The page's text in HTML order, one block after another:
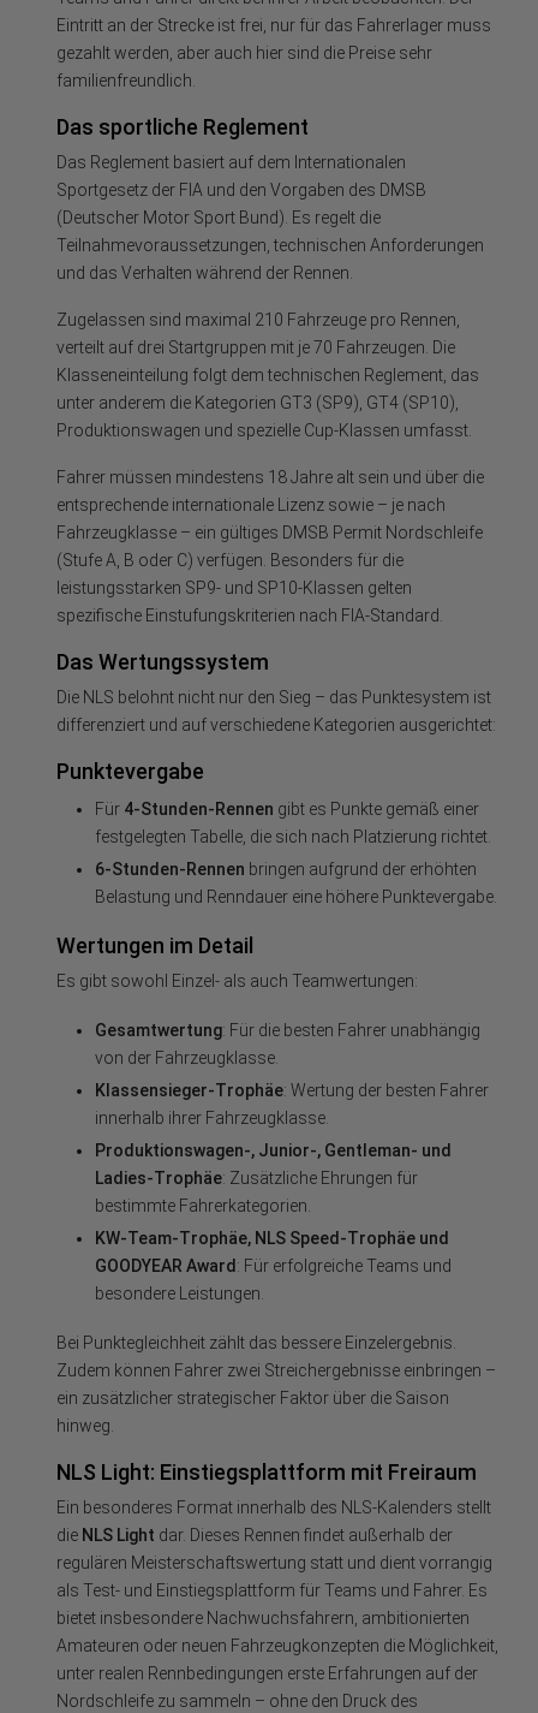
Eintritt an der Strecke ist frei, nur für das Fahrerlager muss
gezahlt werden, aber auch hier sind die Preise sehr
familienfreundlich.
Das sportliche Reglement
Das Reglement basiert auf dem Internationalen
Sportgesetz der FIA und den Vorgaben des DMSB
(Deutscher Motor Sport Bund). Es regelt die
Teilnahmevoraussetzungen, technischen Anforderungen
und das Verhalten während der Rennen.
Zugelassen sind maximal 210 Fahrzeuge pro Rennen,
verteilt auf drei Startgruppen mit je 70 Fahrzeugen. Die
Klasseneinteilung folgt dem technischen Reglement, das
unter anderem die Kategorien GT3 (SP9), GT4 (SP10),
Produktionswagen und spezielle Cup-Klassen umfasst.
Fahrer müssen mindestens 18 Jahre alt sein und über die
entsprechende internationale Lizenz sowie – je nach
Fahrzeugklasse – ein gültiges DMSB Permit Nordschleife
(Stufe A, B oder C) verfügen. Besonders für die
leistungsstarken SP9- und SP10-Klassen gelten
spezifische Einstufungskriterien nach FIA-Standard.
Das Wertungssystem
Die NLS belohnt nicht nur den Sieg – das Punktesystem ist
differenziert und auf verschiedene Kategorien ausgerichtet:
Punktevergabe
Für 4-Stunden-Rennen gibt es Punkte gemäß einer
festgelegten Tabelle, die sich nach Platzierung richtet.
6-Stunden-Rennen bringen aufgrund der erhöhten
Belastung und Renndauer eine höhere Punktevergabe.
Wertungen im Detail
Es gibt sowohl Einzel- als auch Teamwertungen:
Gesamtwertung: Für die besten Fahrer unabhängig
von der Fahrzeugklasse.
Klassensieger-Trophäe: Wertung der besten Fahrer
innerhalb ihrer Fahrzeugklasse.
Produktionswagen-, Junior-, Gentleman- und
Ladies-Trophäe: Zusätzliche Ehrungen für
bestimmte Fahrerkategorien.
KW-Team-Trophäe, NLS Speed-Trophäe und
GOODYEAR Award : Für erfolgreiche Teams und
besondere Leistungen.
Bei Punktegleichheit zählt das bessere Einzelergebnis.
Zudem können Fahrer zwei Streichergebnisse einbringen –
ein zusätzlicher strategischer Faktor über die Saison
hinweg.
NLS Light: Einstiegsplattform mit Freiraum
Ein besonderes Format innerhalb des NLS-Kalenders stellt
die NLS Light dar. Dieses Rennen findet außerhalb der
regulären Meisterschaftswertung statt und dient vorrangig
als Test- und Einstiegsplattform für Teams und Fahrer. Es
bietet insbesondere Nachwuchsfahrern, ambitionierten
Amateuren oder neuen Fahrzeugkonzepten die Möglichkeit,
unter realen Rennbedingungen erste Erfahrungen auf der
Nordschleife zu sammeln – ohne den Druck des